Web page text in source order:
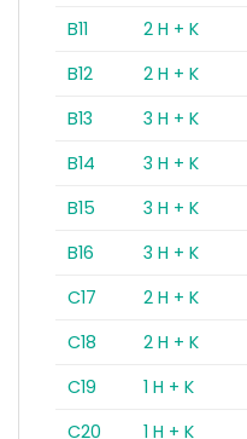
B11
2 H + K
B12
2 H + K
B13
3 H + K
B14
3 H + K
B15
3 H + K
B16
3 H + K
C17
2 H + K
C18
2 H + K
C19
1 H + K
C20
1 H + K